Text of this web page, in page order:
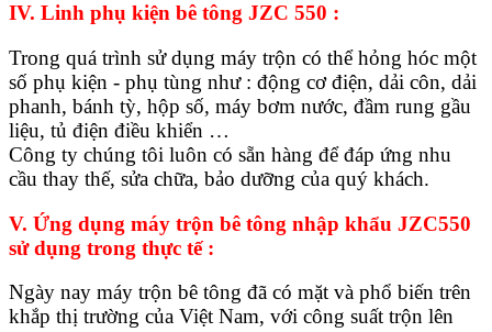
IV. Linh phụ kiện bê tông JZC 550 :
Trong quá trình sử dụng máy trộn có thể hỏng hóc một
số phụ kiện - phụ tùng như : động cơ điện, dải côn, dải
phanh, bánh tỳ, hộp số, máy bơm nước, đầm rung gầu
liệu, tủ điện điều khiển …
Công ty chúng tôi luôn có sẵn hàng để đáp ứng nhu
cầu thay thế, sửa chữa, bảo dưỡng của quý khách.
V. Ứng dụng máy trộn bê tông nhập khẩu JZC550
sử dụng trong thực tế :
Ngày nay máy trộn bê tông đã có mặt và phổ biến trên
khắp thị trường của Việt Nam, với công suất trộn lên